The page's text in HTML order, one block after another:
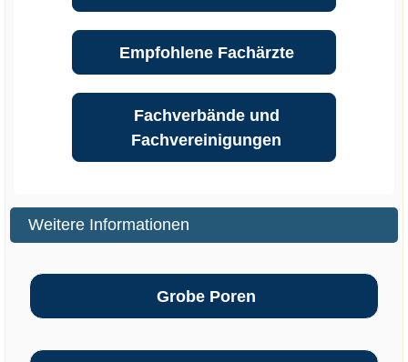
Empfohlene Fachärzte
Fachverbände und
Fachvereinigungen
Weitere Informationen
Grobe Poren